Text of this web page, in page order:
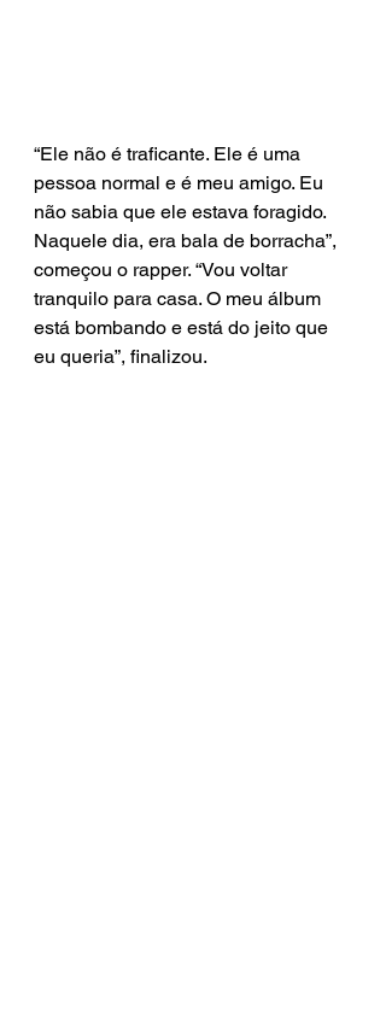
“Ele não é traficante. Ele é uma
pessoa normal e é meu amigo. Eu
não sabia que ele estava foragido.
Naquele dia, era bala de borracha”,
começou o rapper. “Vou voltar
tranquilo para casa. O meu álbum
está bombando e está do jeito que
eu queria”, finalizou.